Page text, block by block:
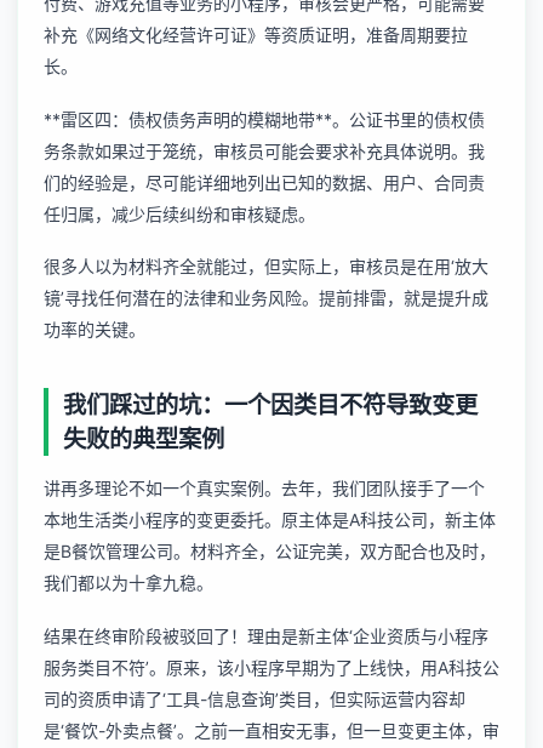
补充《网络文化经营许可证》等资质证明，准备周期要拉
长。
**雷区四：债权债务声明的模糊地带**。公证书里的债权债
务条款如果过于笼统，审核员可能会要求补充具体说明。我
们的经验是，尽可能详细地列出已知的数据、用户、合同责
任归属，减少后续纠纷和审核疑虑。
很多人以为材料齐全就能过，但实际上，审核员是在用‘放大
镜’寻找任何潜在的法律和业务风险。提前排雷，就是提升成
功率的关键。
我们踩过的坑：一个因类目不符导致变更
失败的典型案例
讲再多理论不如一个真实案例。去年，我们团队接手了一个
本地生活类小程序的变更委托。原主体是A科技公司，新主体
是B餐饮管理公司。材料齐全，公证完美，双方配合也及时，
我们都以为十拿九稳。
结果在终审阶段被驳回了！理由是新主体‘企业资质与小程序
服务类目不符’。原来，该小程序早期为了上线快，用A科技公
司的资质申请了‘工具-信息查询’类目，但实际运营内容却
是‘餐饮-外卖点餐’。之前一直相安无事，但一旦变更主体，审